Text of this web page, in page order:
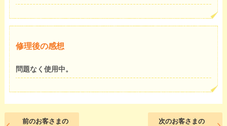
修理後の感想
問題なく使用中。
前のお客さまの
次のお客さまの